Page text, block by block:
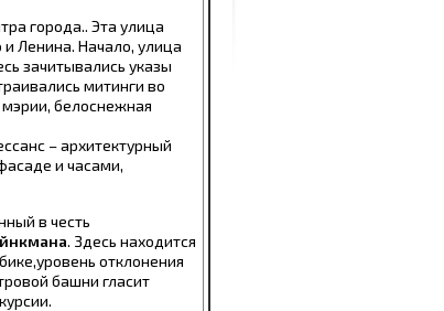
города.. Эта улица
Ленина. Начало, улица
зачитывались указы
митинги во
белоснежная
– архитектурный
и часами,
в честь
. Здесь находится
,уровень отклонения
башни гласит